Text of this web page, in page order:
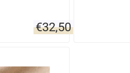
€32,50